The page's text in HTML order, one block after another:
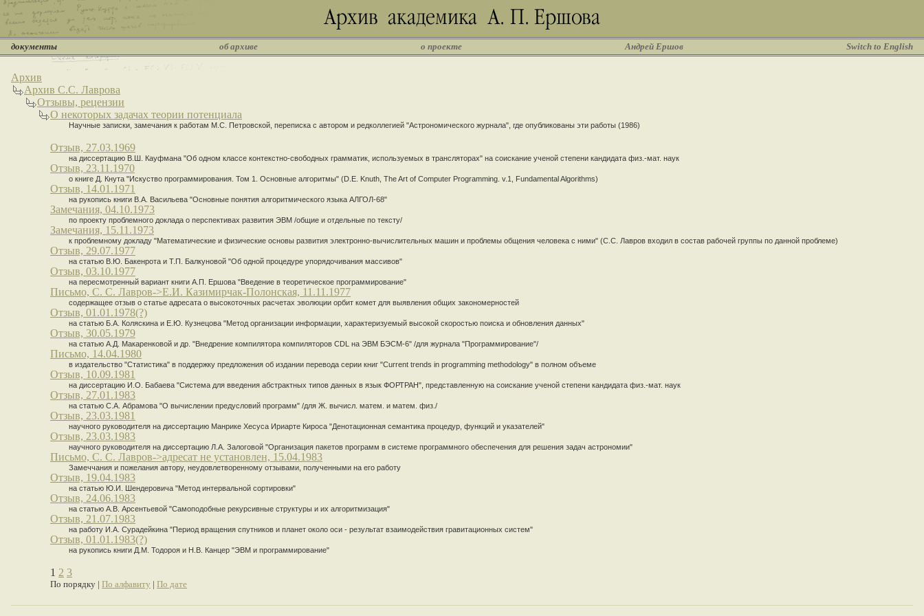
документы об архиве о проекте Андрей Ершов Switch to English
Архив
Архив С.С. Лаврова
Отзывы, рецензии
О некоторых задачах теории потенциала
Научные записки, замечания к работам М.С. Петровской, переписка с автором и редколлегией "Астрономического журнала", где опубликованы эти работы (1986)
Отзыв, 27.03.1969
на диссертацию В.Ш. Кауфмана "Об одном классе контекстно-свободных грамматик, используемых в трансляторах" на соискание ученой степени кандидата физ.-мат. наук
Отзыв, 23.11.1970
о книге Д. Кнута "Искуство программирования. Том 1. Основные алгоритмы" (D.E. Knuth, The Art of Computer Programming. v.1, Fundamental Algorithms)
Отзыв, 14.01.1971
на рукопись книги В.А. Васильева "Основные понятия алгоритмического языка АЛГОЛ-68"
Замечания, 04.10.1973
по проекту проблемного доклада о перспективах развития ЭВМ /общие и отдельные по тексту/
Замечания, 15.11.1973
к проблемному докладу "Математические и физические основы развития электронно-вычислительных машин и проблемы общения человека с ними" (С.С. Лавров входил в состав рабочей группы по данной проблеме)
Отзыв, 29.07.1977
на статью В.Ю. Бакенрота и Т.П. Балкуновой "Об одной процедуре упорядочивания массивов"
Отзыв, 03.10.1977
на пересмотренный вариант книги А.П. Ершова "Введение в теоретическое программирование"
Письмо, С. С. Лавров->Е.И. Казимирчак-Полонская, 11.11.1977
содержащее отзыв о статье адресата о высокоточных расчетах эволюции орбит комет для выявления общих закономерностей
Отзыв, 01.01.1978(?)
на статью Б.А. Коляскина и Е.Ю. Кузнецова "Метод организации информации, характеризуемый высокой скоростью поиска и обновления данных"
Отзыв, 30.05.1979
на статью А.Д. Макаренковой и др. "Внедрение компилятора компиляторов CDL на ЭВМ БЭСМ-6" /для журнала "Программирование"/
Письмо, 14.04.1980
в издательство "Статистика" в поддержку предложения об издании перевода серии книг "Current trends in programming methodology" в полном объеме
Отзыв, 10.09.1981
на диссертацию И.О. Бабаева "Система для введения абстрактных типов данных в язык ФОРТРАН", представленную на соискание ученой степени кандидата физ.-мат. наук
Отзыв, 27.01.1983
на статью С.А. Абрамова "О вычислении предусловий программ" /для Ж. вычисл. матем. и матем. физ./
Отзыв, 23.03.1981
научного руководителя на диссертацию Манрике Хесуса Ириарте Кироса "Денотационная семантика процедур, функций и указателей"
Отзыв, 23.03.1983
научного руководителя на диссертацию Л.А. Залоговой "Организация пакетов программ в системе программного обеспечения для решения задач астрономии"
Письмо, С. С. Лавров->адресат не установлен, 15.04.1983
Замеччания и пожелания автору, неудовлетворенному отзывами, полученными на его работу
Отзыв, 19.04.1983
на статью Ю.И. Шендеровича "Метод интервальной сортировки"
Отзыв, 24.06.1983
на статью А.В. Арсентьевой "Самоподобные рекурсивные структуры и их алгоритмизация"
Отзыв, 21.07.1983
на работу И.А. Сурадейкина "Период вращения спутников и планет около оси - результат взаимодействия гравитационных систем"
Отзыв, 01.01.1983(?)
на рукопись книги Д.М. Тодороя и Н.В. Канцер "ЭВМ и программирование"
1 2 3
По порядку | По алфавиту | По дате